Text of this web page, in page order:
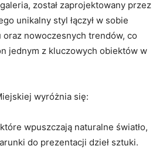
został zaprojektowany‌ przez
unikalny⁢ styl łączył w sobie
nowoczesnych trendów, co‍
jednym z kluczowych obiektów w
wyróżnia się:
wpuszczają naturalne światło,
do prezentacji dzieł sztuki.